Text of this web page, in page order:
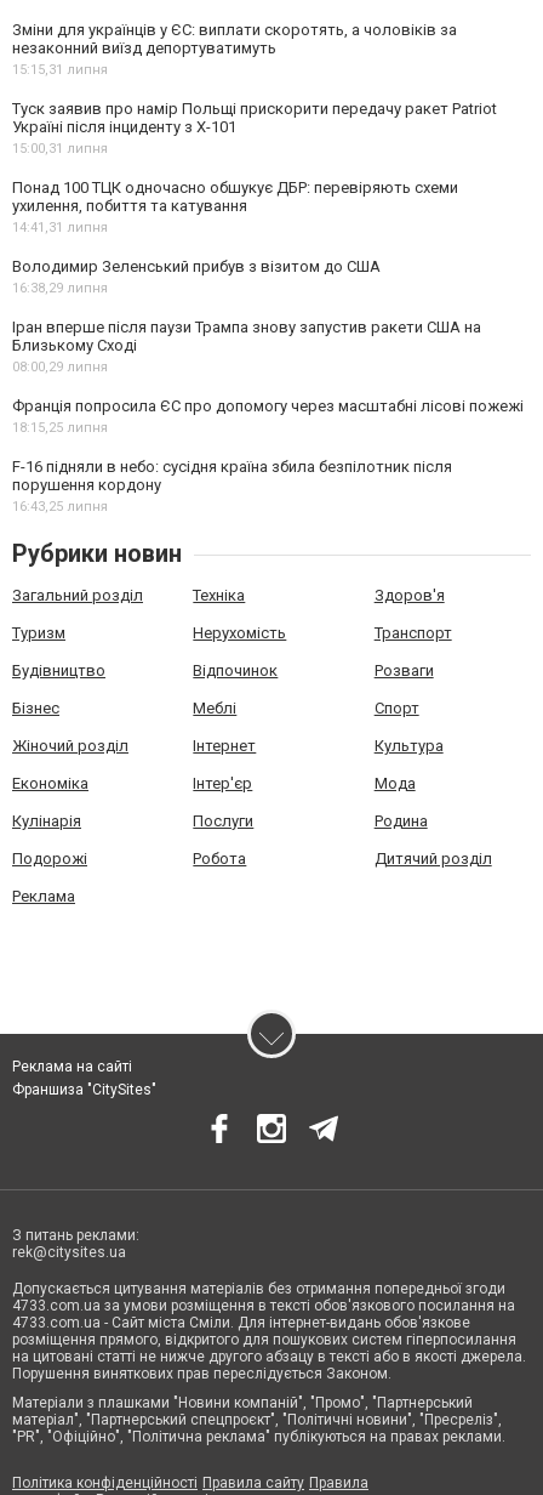
Зміни для українців у ЄС: виплати скоротять, а чоловіків за
незаконний виїзд депортуватимуть
15:15,31 липня
Туск заявив про намір Польщі прискорити передачу ракет Patriot
Україні після інциденту з Х-101
15:00,31 липня
Понад 100 ТЦК одночасно обшукує ДБР: перевіряють схеми
ухилення, побиття та катування
14:41,31 липня
Володимир Зеленський прибув з візитом до США
16:38,29 липня
Іран вперше після паузи Трампа знову запустив ракети США на
Близькому Сході
08:00,29 липня
Франція попросила ЄС про допомогу через масштабні лісові пожежі
18:15,25 липня
F-16 підняли в небо: сусідня країна збила безпілотник після
порушення кордону
16:43,25 липня
Рубрики новин
Загальний розділ Техніка Здоров'я
Туризм Нерухомість Транспорт
Будівництво Відпочинок Розваги
Бізнес Меблі Спорт
Жіночий розділ Інтернет Культура
Економіка Інтер'єр Мода
Кулінарія Послуги Родина
Подорожі Робота Дитячий розділ
Реклама
Реклама на сайті
Франшиза "CitySites"
З питань реклами:
rek@citysites.ua
Допускається цитування матеріалів без отримання попередньої згоди
4733.com.ua за умови розміщення в тексті обов'язкового посилання на
4733.com.ua - Сайт міста Сміли. Для інтернет-видань обов'язкове
розміщення прямого, відкритого для пошукових систем гіперпосилання
на цитовані статті не нижче другого абзацу в тексті або в якості джерела.
Порушення виняткових прав переслідується Законом.
Матеріали з плашками "Новини компаній", "Промо", "Партнерський
матеріал", "Партнерський спецпроєкт", "Політичні новини", "Пресреліз",
"PR", "Офіційно", "Політична реклама" публікуються на правах реклами.
Політика конфіденційності Правила сайту Правила